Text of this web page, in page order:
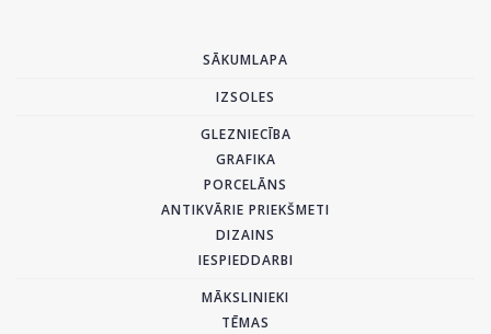
SĀKUMLAPA
IZSOLES
GLEZNIECĪBA
GRAFIKA
PORCELĀNS
ANTIKVĀRIE PRIEKŠMETI
DIZAINS
IESPIEDDARBI
MĀKSLINIEKI
TĒMAS